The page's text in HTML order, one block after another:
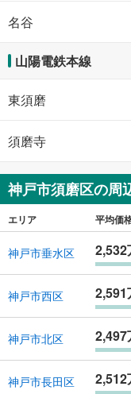
名谷
山陽電鉄本線
東須磨
須磨寺
神戸市須磨区の周
エリア 平均価
神戸市垂水区 2,532
神戸市西区 2,591
神戸市北区 2,497
神戸市長田区 2,512